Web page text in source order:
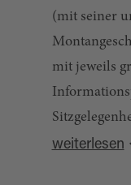
(mit seiner
mit jeweils
Die
Quelle:
weiterlesen